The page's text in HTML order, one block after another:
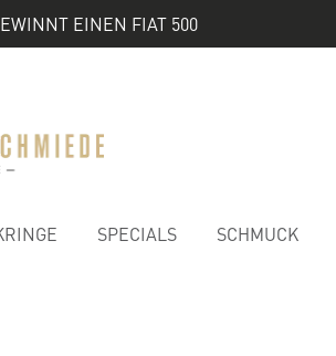
EINEN FIAT 500
SPECIALS SCHMUCK